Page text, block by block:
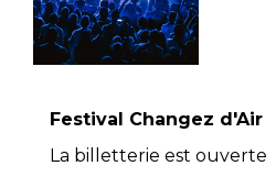
Festival Changez d'Air
La billetterie est ouverte